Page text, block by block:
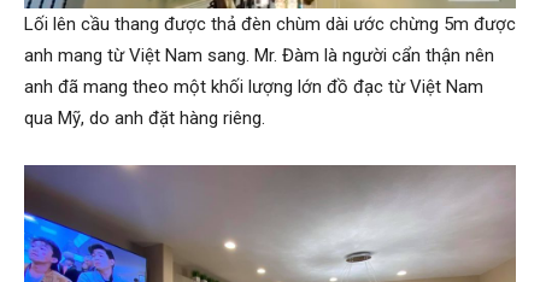
Lối lên cầu thang được thả đèn chùm dài ước chừng 5m được
anh mang từ Việt Nam sang. Mr. Đàm là người cẩn thận nên
anh đã mang theo một khối lượng lớn đồ đạc từ Việt Nam
qua Mỹ, do anh đặt hàng riêng.